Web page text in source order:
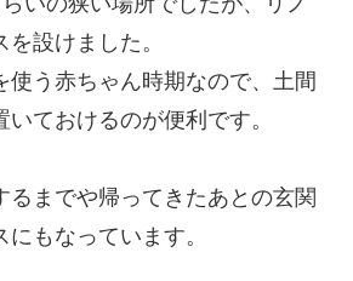
設けました。
使う赤ちゃん時期なので、土間
ておけるのが便利です。
るまでや帰ってきたあとの玄関
もなっています。